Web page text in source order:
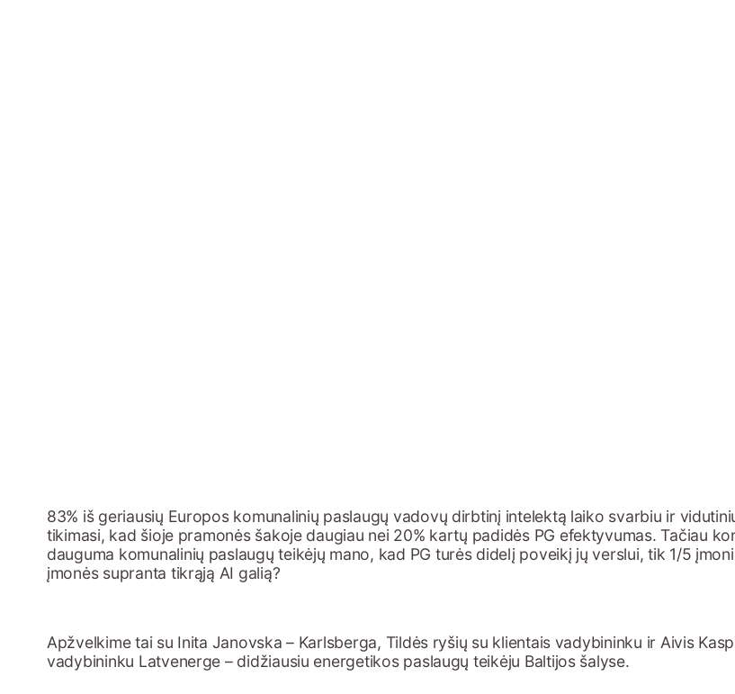
83% iš geriausių Europos komunalinių paslaugų vadovų dirbtinį intelektą laiko svarbiu ir
tikimasi, kad šioje pramonės šakoje daugiau nei 20% kartų padidės PG efektyvumas. Tačiau
dauguma komunalinių paslaugų teikėjų mano, kad PG turės didelį poveikį jų verslui, tik 1/5
įmonės supranta tikrąją AI galią?
Apžvelkime tai su Inita Janovska – Karlsberga, Tildės ryšių su klientais vadybininku ir Aivis
vadybininku Latvenerge – didžiausiu energetikos paslaugų teikėju Baltijos šalyse.